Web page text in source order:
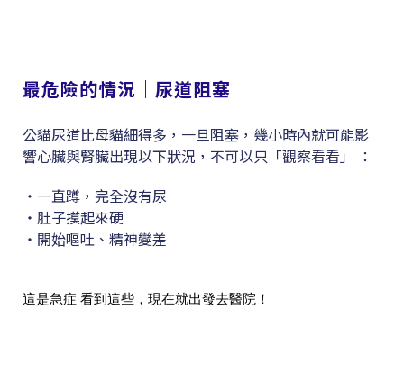
最危險的情況｜尿道阻塞
公貓尿道比母貓細得多，一旦阻塞，幾小時內就可能影
響心臟與腎臟出現以下狀況，不可以只「觀察看看」 ：
・一直蹲，完全沒有尿
・肚子摸起來硬
・開始嘔吐、精神變差
這是急症 看到這些，現在就出發去醫院！